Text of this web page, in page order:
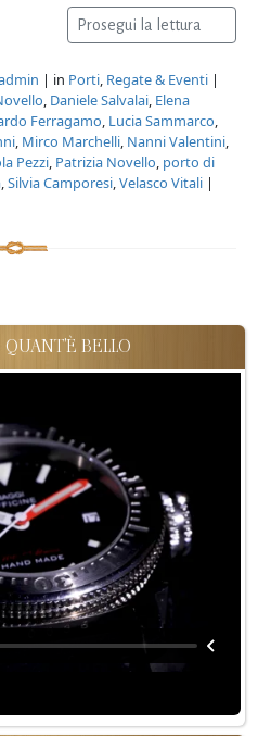
Prosegui la lettura
| in Porti, Regate & Eventi |
, Daniele Salvalai, Elena
Ferragamo, Lucia Sammarco,
, Mirco Marchelli, Nanni Valentini,
Pezzi, Patrizia Novello, porto di
,Silvia Camporesi,Velasco Vitali |
BELLO